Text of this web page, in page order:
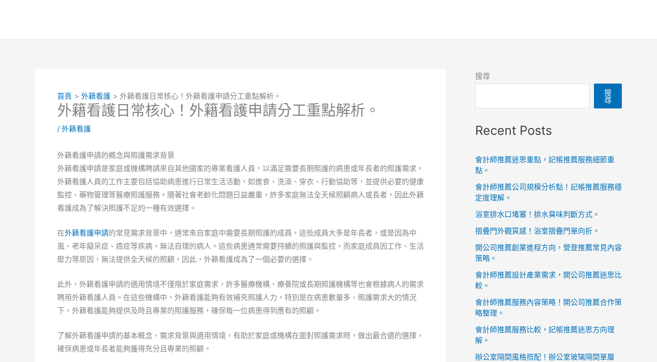
首頁 外籍看護 外籍看護日常核心！外籍看護申請分工重點解析。
外籍看護日常核心！外籍看護申請分工重點解析。
/ 外籍看護
外籍看護申請的概念與照護需求背景
外籍看護申請是家庭或機構聘請來自其他國家的專業看護人員，以滿足需要長期照護的病患或年長者的照護需求。
外籍看護人員的工作主要包括協助病患進行日常生活活動，如進食、洗澡、穿衣、行動協助等，並提供必要的健康
監控、藥物管理等醫療照護服務。隨著社會老齡化問題日益嚴重，許多家庭無法全天候照顧病人或長者，因此外籍
看護成為了解決照護不足的一種有效選擇。
在外籍看護申請的常見需求背景中，通常來自家庭中需要長期照護的成員，這些成員大多是年長者，或是因為中
風、老年癡呆症、癌症等疾病，無法自理的病人。這些病患通常需要持續的照護與監控，而家庭成員因工作、生活
壓力等原因，無法提供全天候的照顧，因此，外籍看護成為了一個必要的選擇。
此外，外籍看護申請的適用情境不僅限於家庭需求，許多醫療機構、療養院或長期照護機構等也會根據病人的需求
聘用外籍看護人員。在這些機構中，外籍看護能夠有效補充照護人力，特別是在病患數量多、照護需求大的情況
下，外籍看護能夠提供及時且專業的照護服務，確保每一位病患得到應有的照顧。
了解外籍看護申請的基本概念、需求背景與適用情境，有助於家庭或機構在面對照護需求時，做出最合適的選擇，
確保病患或年長者能夠獲得充分且專業的照顧。
搜尋
搜
尋
Recent Posts
會計師推薦迷思重點，記帳推薦服務細節重
點。
會計師推薦公司規模分析點！記帳推薦服務穩
定度理解。
浴室排水口堵塞！排水臭味判斷方式。
摺疊門外觀質感！浴室摺疊門單向折。
開公司推薦創業進程方向，營登推薦常見內容
策略。
會計師推薦設計產業需求，開公司推薦迷思比
較。
會計師推薦服務內容策略！開公司推薦合作策
略整理。
會計師推薦服務比較，記帳推薦迷思方向理
解。
辦公室隔間風格搭配！辦公室玻璃隔間單層